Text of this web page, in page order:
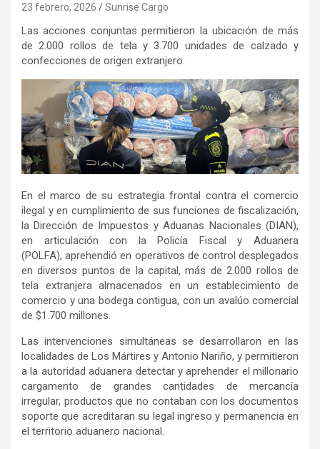
23 febrero, 2026 Sunrise Cargo
Las acciones conjuntas permitieron la ubicación de más
de 2.000 rollos de tela y 3.700 unidades de calzado y
confecciones de origen extranjero.
En el marco de su estrategia frontal contra el comercio
ilegal y en cumplimiento de sus funciones de fiscalización,
la Dirección de Impuestos y Aduanas Nacionales (DIAN),
en articulación con la Policía Fiscal y Aduanera
(POLFA), aprehendió en operativos de control desplegados
en diversos puntos de la capital, más de 2.000 rollos de
tela extranjera almacenados en un establecimiento de
comercio y una bodega contigua, con un avalúo comercial
de $1.700 millones.
Las intervenciones simultáneas se desarrollaron en las
localidades de Los Mártires y Antonio Nariño, y permitieron
a la autoridad aduanera detectar y aprehender el millonario
cargamento de grandes cantidades de mercancía
irregular, productos que no contaban con los documentos
soporte que acreditaran su legal ingreso y permanencia en
el territorio aduanero nacional.